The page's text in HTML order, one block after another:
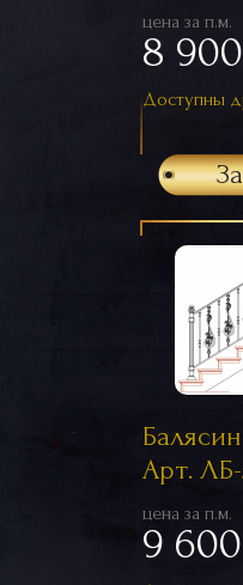
цена за п.м.
8
Доступны
Арт.
цена за п.м.
9